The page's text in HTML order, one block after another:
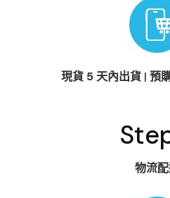
現貨 5 天內出貨| 預
物流